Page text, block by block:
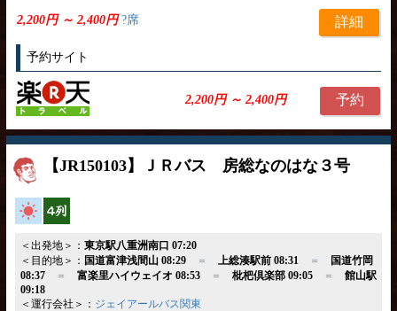
2,200円 ～ 2,400円?席 詳細
予約サイト
2,200円 ～ 2,400円 予約
【JR150103】ＪＲバス 房総なのはな３号
高速バス
＜出発地＞： 東京駅八重洲南口 07:20
＜目的地＞： 国道富津浅間山 08:29＝ 上総湊駅前 08:31＝
国道竹岡
08:37＝ 富楽里ハイウェイオ 08:53＝ 枇杷倶楽部 09:05＝ 館山駅
09:18
＜運行会社＞： ジェイアールバス関東